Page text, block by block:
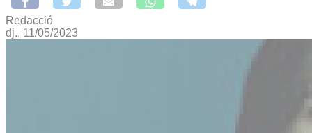
Redacció
dj., 11/05/2023